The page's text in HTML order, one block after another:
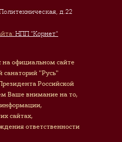
д.22
НПП "Корнет"
официальном сайте
"Русь"
Российской
Ваше внимание на то,
информации,
сайтах,
ответственности